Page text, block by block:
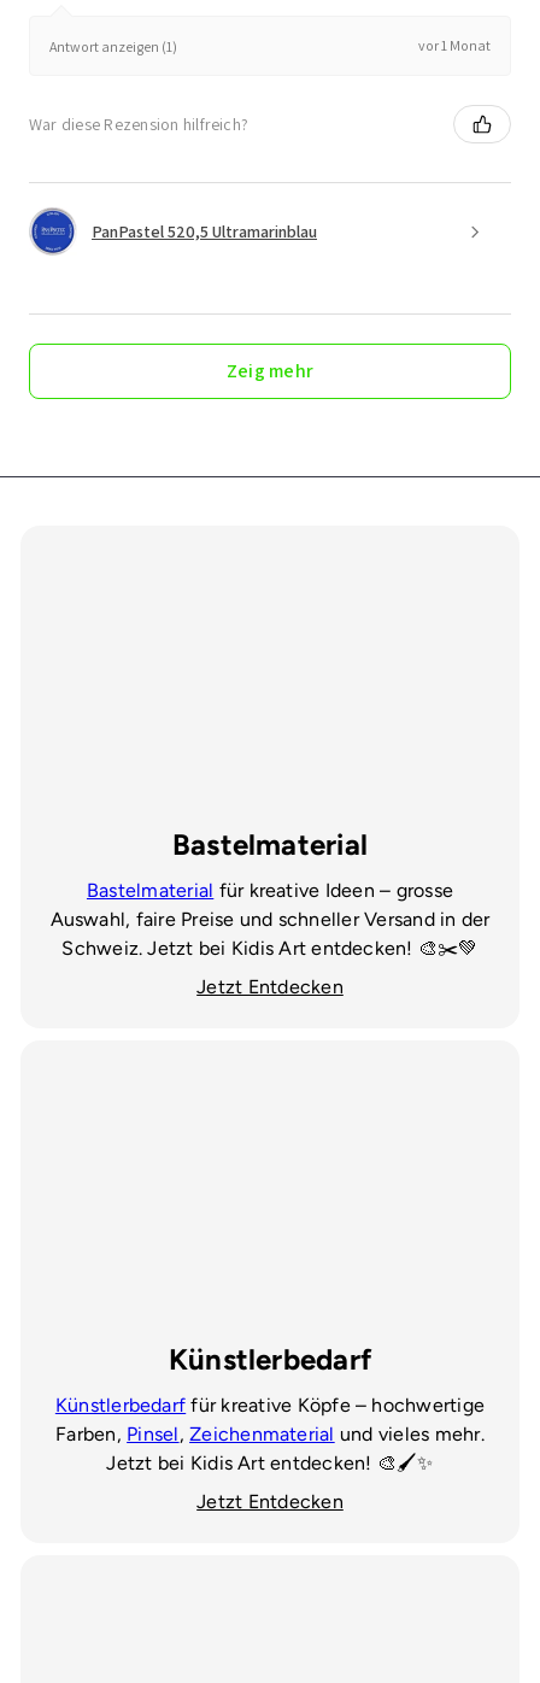
Antwort anzeigen (1) vor 1 Monat
War diese Rezension hilfreich?
PanPastel 520,5 Ultramarinblau
Zeig mehr
Bastelmaterial
Bastelmaterial für kreative Ideen – grosse
Auswahl, faire Preise und schneller Versand in der
Schweiz. Jetzt bei Kidis Art entdecken! 🎨✂️💚
Jetzt Entdecken
Künstlerbedarf
Künstlerbedarf für kreative Köpfe – hochwertige
Farben, Pinsel,Zeichenmaterial und vieles mehr.
Jetzt bei Kidis Art entdecken! 🎨🖌️✨
Jetzt Entdecken